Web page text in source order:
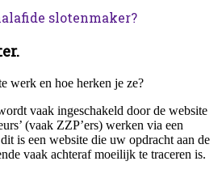
slotenmaker?
werk en hoe herken je ze?
vaak ingeschakeld door de website
(vaak ZZP’ers) werken via een
is een website die uw opdracht aan de
vaak achteraf moeilijk te traceren is.